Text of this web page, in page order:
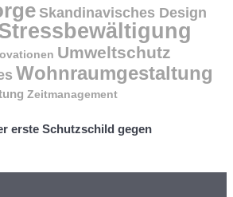
Skandinavisches Design
Umweltschutz
Wohnraumgestaltung
Zeitmanagement
erste Schutzschild gegen